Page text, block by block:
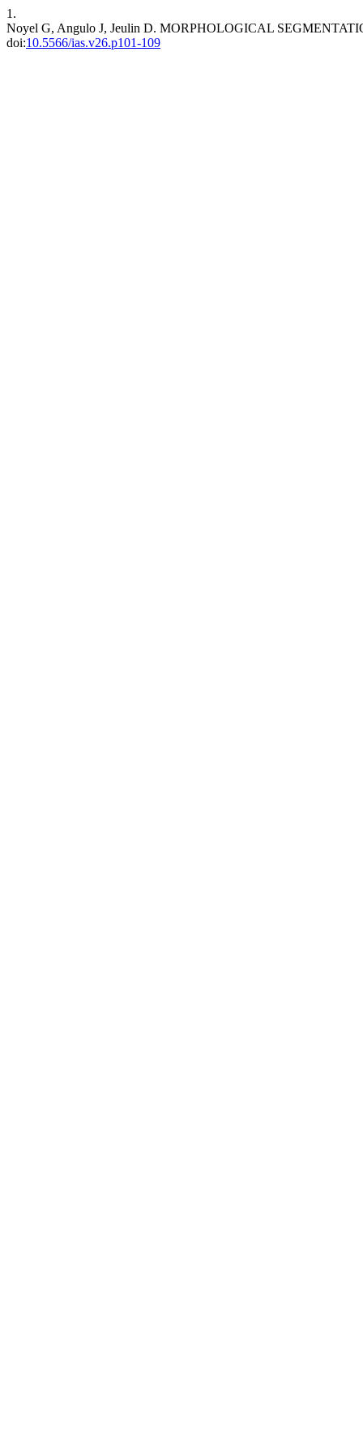
1.
Noyel G, Angulo J, Jeulin D. MORPHOLOGICAL
doi:10.5566/ias.v26.p101-109